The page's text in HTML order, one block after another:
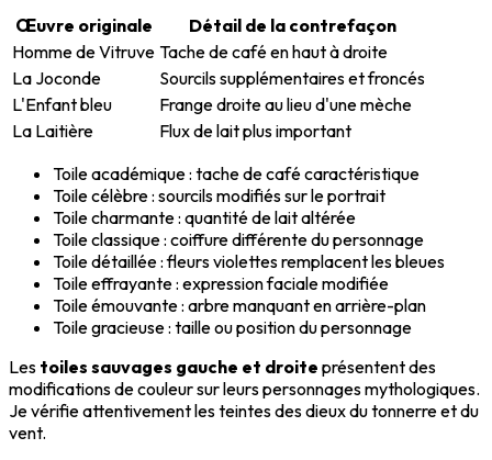
Œuvre originale
Détail de la contrefaçon
Homme de Vitruve Tache de café en haut à droite
La Joconde
Sourcils supplémentaires et froncés
L'Enfant bleu
Frange droite au lieu d'une mèche
La Laitière
Flux de lait plus important
Toile académique : tache de café caractéristique
Toile célèbre : sourcils modifiés sur le portrait
Toile charmante : quantité de lait altérée
Toile classique : coiffure différente du personnage
Toile détaillée : fleurs violettes remplacent les bleues
Toile effrayante : expression faciale modifiée
Toile émouvante : arbre manquant en arrière-plan
Toile gracieuse : taille ou position du personnage
Les toiles sauvages gauche et droite présentent des
modifications de couleur sur leurs personnages mythologiques.
Je vérifie attentivement les teintes des dieux du tonnerre et du
vent.